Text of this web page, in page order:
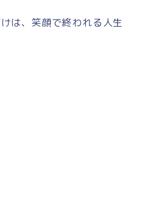
は、笑顔で終われる人生